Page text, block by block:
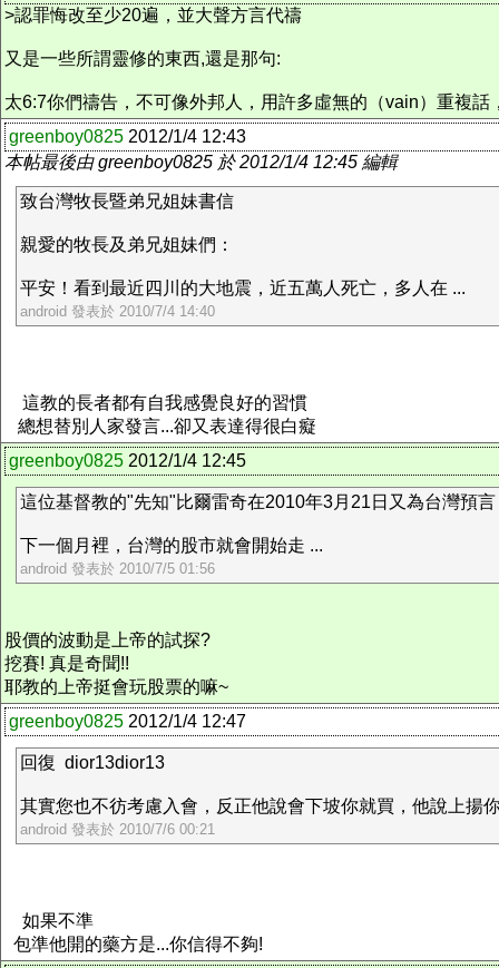
>認罪悔改至少20遍，並大聲方言代禱
又是一些所謂靈修的東西,還是那句:
太6:7你們禱告，不可像外邦人，用許多虛無的（vain）重複話
greenboy0825 2012/1/4 12:43
本帖最後由 greenboy0825 於 2012/1/4 12:45 編輯
致台灣牧長暨弟兄姐妹書信
親愛的牧長及弟兄姐妹們：
平安！看到最近四川的大地震，近五萬人死亡，多人在 ...
android 發表於 2010/7/4 14:40
這教的長者都有自我感覺良好的習慣
總想替別人家發言...卻又表達得很白癡
greenboy0825 2012/1/4 12:45
這位基督教的"先知"比爾雷奇在2010年3月21日又為台灣預
下一個月裡，台灣的股市就會開始走 ...
android 發表於 2010/7/5 01:56
股價的波動是上帝的試探?
挖賽! 真是奇聞!!
耶教的上帝挺會玩股票的嘛~
greenboy0825 2012/1/4 12:47
回復 dior13dior13
其實您也不彷考慮入會，反正他說會下坡你就買，他說上揚
android 發表於 2010/7/6 00:21
如果不準
包準他開的藥方是...你信得不夠!